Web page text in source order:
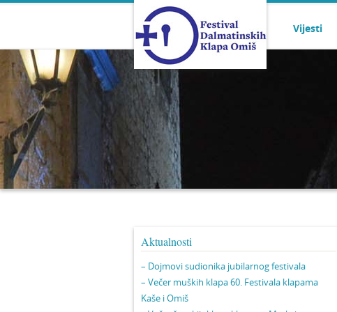
Vijesti
Aktualnosti
– Dojmovi sudionika jubilarnog festivala
– Večer muških klapa 60. Festivala klapama
Kaše i Omiš